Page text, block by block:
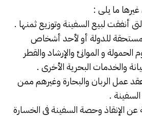
ما يلى :
للدولة أو لأحد أشخاص
و الموانئ والإرشاد والقطر
والخدمات البحرية الأخرى .
عمل الربان والبحارة وغيرهم ممن
.
عن الإنقاذ وحصة السفينة فى الخسارة